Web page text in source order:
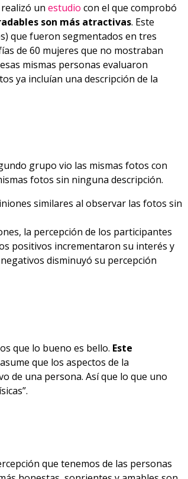
un estudio con el que comprobó
son más atractivas. Este
que fueron segmentados en tres
de 60 mujeres que no mostraban
mismas personas evaluaron
ya incluían una descripción de la
grupo vio las mismas fotos con
fotos sin ninguna descripción.
similares al observar las fotos sin
la percepción de los participantes
positivos incrementaron su interés y
disminuyó su percepción
que lo bueno es bello. Este
que los aspectos de la
de una persona. Así que lo que uno
que tenemos de las personas